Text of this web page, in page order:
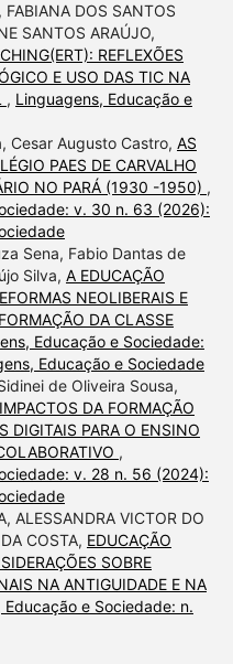
DOS SANTOS
SANTOS ARAÚJO,
REFLEXÕES
E USO DAS TIC NA
, Linguagens, Educação e
Cesar Augusto Castro, AS
PAES DE CARVALHO
NO PARÁ (1930 -1950) ,
v. 30 n. 63 (2026):
Sena, Fabio Dantas de
Silva, A EDUCAÇÃO
NEOLIBERAIS E
DA CLASSE
Educação e Sociedade:
Educação e Sociedade
de Oliveira Sousa,
IMPACTOS DA FORMAÇÃO
DIGITAIS PARA O ENSINO
,
v. 28 n. 56 (2024):
ALESSANDRA VICTOR DO
COSTA, EDUCAÇÃO
SOBRE
NA ANTIGUIDADE E NA
Educação e Sociedade: n.